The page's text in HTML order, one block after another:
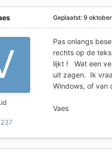
237
Geplaatst:9
Pas onlangs
rechts op de
lijkt ! Wat een
uit zagen. Ik
Windows, of van
Vaes